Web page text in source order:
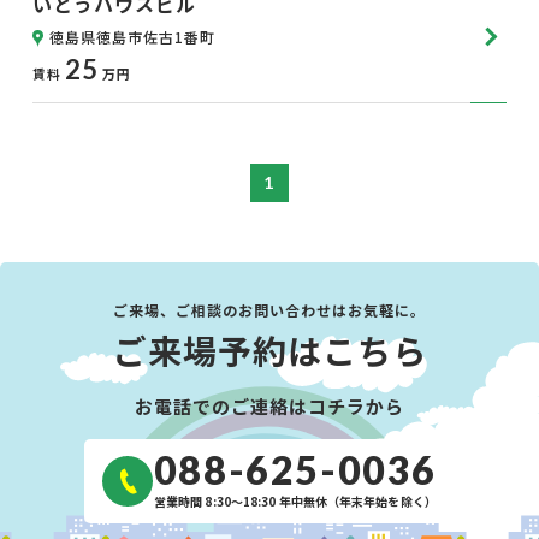
徳島県徳島市佐古1番町
賃料 25 万円
1
ご来場、ご相談のお問い合わせはお気軽に。
ご来場予約はこちら
お電話でのご連絡はコチラから
088-625-0036
営業時間 8:30〜18:30 年中無休（年末年始を除く）